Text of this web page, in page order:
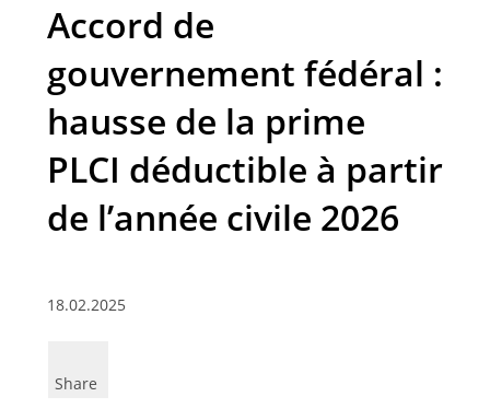
Accord de
gouvernement fédéral :
hausse de la prime
PLCI déductible à partir
de l’année civile 2026
18.02.2025
Share